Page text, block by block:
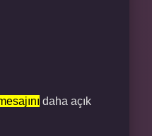
daha açık